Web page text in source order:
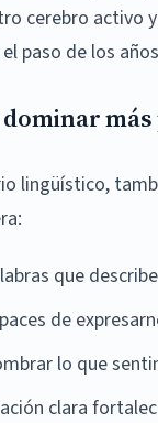
cerebro activo
paso de los
lingüístico,
que
de
lo que
clara